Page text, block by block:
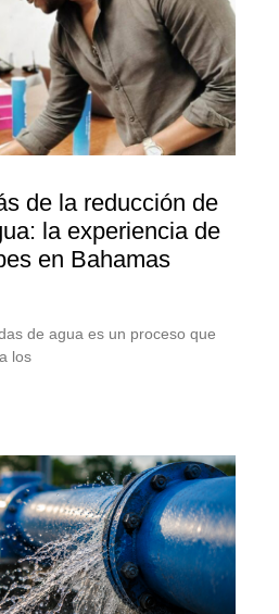
de la reducción de
la experiencia de
en Bahamas
de agua es un proceso que
los